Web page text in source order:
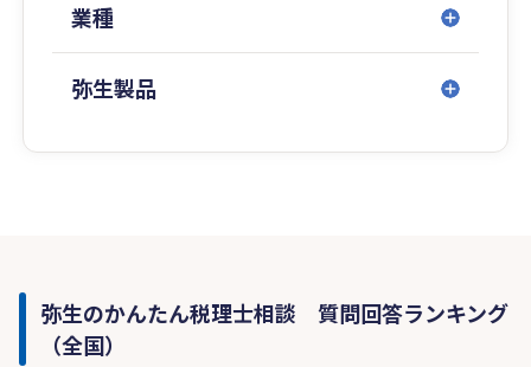
業種
弥生製品
弥生のかんたん税理士相談 質問回答ランキング
（全国）